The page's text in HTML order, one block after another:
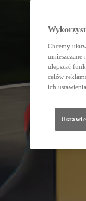
Chcemy
ulepszać
celów
ich